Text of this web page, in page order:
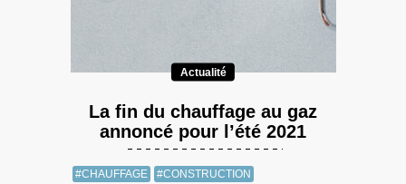
Actualité
La fin du chauffage au gaz
annoncé pour l’été 2021
#CHAUFFAGE #CONSTRUCTION